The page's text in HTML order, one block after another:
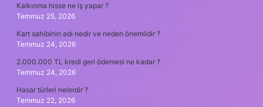
Kalkınma hisse ne iş yapar ?
Temmuz 25, 2026
Kart sahibinin adı nedir ve neden önemlidir ?
Temmuz 24, 2026
2.000.000 TL kredi geri ödemesi ne kadar ?
Temmuz 24, 2026
Hasar türleri nelerdir ?
Temmuz 22, 2026